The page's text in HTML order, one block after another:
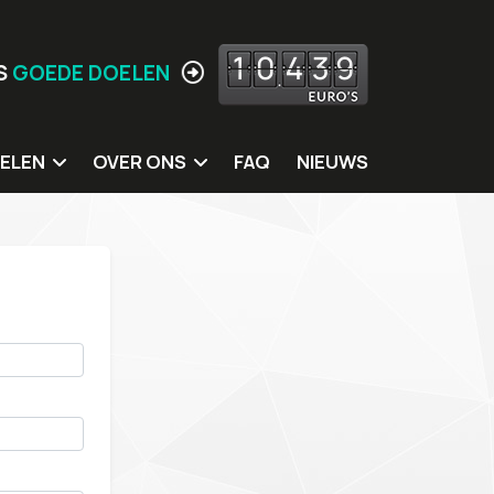
GOEDE DOELEN 10 439
OVER ONS
Jouw locatie hier?
FAQ NIEUWS